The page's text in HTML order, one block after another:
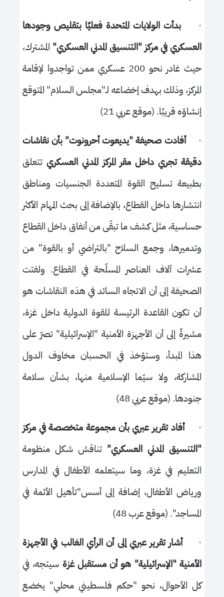
· بدأت الولايات المتحدة فعليًا بتقليص وجودها
العسكري في مركز "التنسيق المدني العسكري" المشترك،
حيث غادر نحو 200 عسكري ممن تواجدوا لإقامة
المركز، وذلك بهدف إخضاعه لـ"مجلس السلام" المتوقع
إنشاؤه قريبًا. (موقع عربي 21)
·أفادت صحيفة "يديعوت أحرونوت" بأن نقاشات
دقيقة تجري داخل مقر المركز المدني العسكري تتعلق
بطبيعة تسليح القوة المتعددة الجنسيات ومناطق
انتشارها داخل القطاع، بالإضافة إلى بحث المهام الأكثر
حساسية، مثل كشف ما تبقّى من أنفاق داخل القطاع
وتدميرها، وجمع السلاح "بالتراضي أو بالقوة" من
عشرات آلاف العناصر المسلّحة في القطاع. ولفتت
الصحيفة إلى أن الاتجاه السائد في هذه النقاشات هو
أن تكون القاعدة الرئيسة للقوة الدولية داخل غزة،
مشيرةً إلى أن الأجهزة الأمنية "الإسرائيلية" تصرّ على
هذا المبدأ، وستؤخذ في الحسبان مخاوف الدول
المشاركة، ولا سيّما الإسلامية منها، بشأن سلامة
جنودها. (موقع عربي 48)
·أفاد تقرير عبري بأن مجموعة متخصصة في مركز
"التنسيق المدني العسكري" تناقش شكل منظومة
التعليم في غزة، وما سيتعلمه الأطفال في المدارس
ورياض الأطفال، إضافة إلى أسس"تأهيل الأئمة في
المساجد". (موقع عرب 48)
·أشار تقرير عبري إلى أن الرأي الغالب في الأجهزة
الأمنية "الإسرائيلية" هو أن مستقبل غزة سيتجه، في
كل الأحوال، نحو "حكم فلسطيني محلي" يخضع